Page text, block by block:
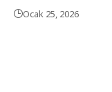
Ocak 25, 2026